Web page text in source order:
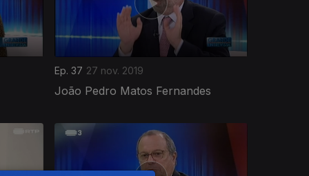
Ep. 37 27 nov. 2019
João Pedro Matos Fernandes